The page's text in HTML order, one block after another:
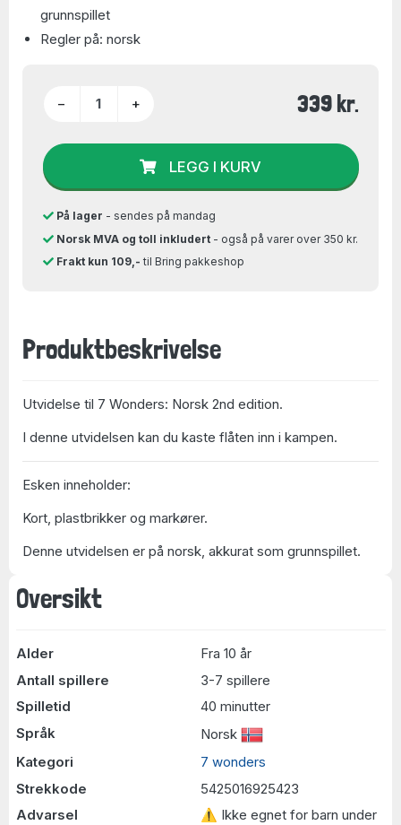
Oversikt
Alder
Fra 10 år
Antall spillere
3-7 spillere
Spilletid
40 minutter
Språk
Norsk
Kategori
7 wonders
Strekkode
5425016925423
Advarsel
⚠ Ikke egnet for barn under
grunnspillet
Regler på: norsk
− + 339 kr.
LEGG I KURV
På lager - sendes på mandag
Norsk MVA og toll inkludert- også på varer over 350 kr.
Frakt kun 109,- til Bring pakkeshop
Produktbeskrivelse
Utvidelse til 7 Wonders: Norsk 2nd edition.
I denne utvidelsen kan du kaste flåten inn i kampen.
Esken inneholder:
Kort, plastbrikker og markører.
Denne utvidelsen er på norsk, akkurat som grunnspillet.